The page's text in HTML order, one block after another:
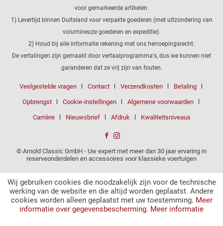
voor gemarkeerde artikelen.
1) Levertijd binnen Duitsland voor verpakte goederen (met uitzondering van
volumineuze goederen en expeditie).
2) Houd bij alle informatie rekening met ons herroepingsrecht.
De vertalingen zijn gemaakt door vertaalprogramma's, dus we kunnen niet
garanderen dat ze vrij zijn van fouten.
Veelgestelde vragen Contact Verzendkosten Betaling
Opbrengst Cookie-instellingen Algemene voorwaarden
Carrière Nieuwsbrief Afdruk Kwaliteitsniveaus
© Arnold Classic GmbH - Uw expert met meer dan 30 jaar ervaring in
reserveonderdelen en accessoires voor klassieke voertuigen
Wij gebruiken cookies die noodzakelijk zijn voor de technische
werking van de website en die altijd worden geplaatst. Andere
cookies worden alleen geplaatst met uw toestemming. Meer
informatie over gegevensbescherming. Meer informatie